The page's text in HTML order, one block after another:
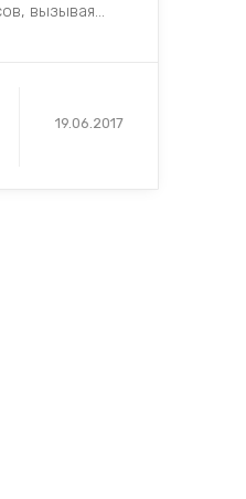
вызывая...
19.06.2017